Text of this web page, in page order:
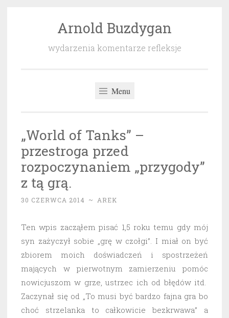
Arnold Buzdygan
wydarzenia komentarze refleksje
Menu
„World of Tanks” –
przestroga przed
rozpoczynaniem „przygody”
z tą grą.
30 CZERWCA 2014 ~ AREK
Ten wpis zacząłem pisać 1,5 roku temu gdy mój
syn zażyczył sobie „grę w czołgi”. I miał on być
zbiorem moich doświadczeń i spostrzeżeń
mających w pierwotnym zamierzeniu pomóc
nowicjuszom w grze, ustrzec ich od błędów itd.
Zaczynał się od „To musi być bardzo fajna gra bo
choć strzelanka to całkowicie bezkrwawa” a